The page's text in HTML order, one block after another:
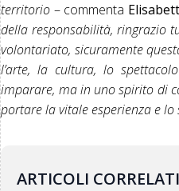
territorio – commenta
della responsabilità, ringrazio
volontariato, sicuramente
l’arte, la cultura, lo
imparare, ma in uno spirito di
portare la vitale esperienza e
ARTICOLI CORRELATI